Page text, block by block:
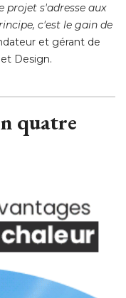
projet s'adresse aux
c'est le gain de
et gérant de
et Design.
quatre